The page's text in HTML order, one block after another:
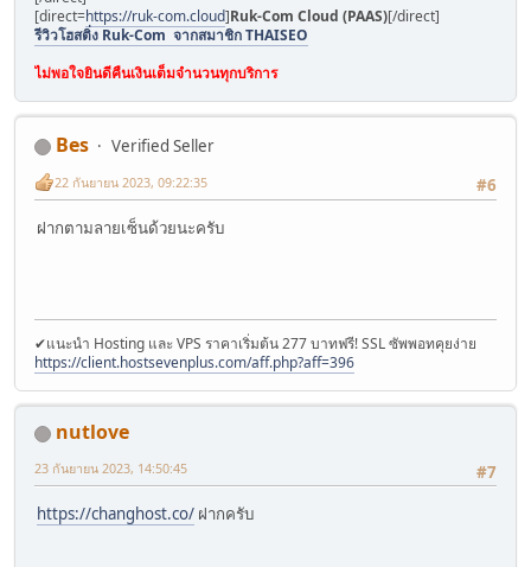
[direct=https://ruk-com.cloud]Ruk-Com Cloud (PAAS)[/direct]
รีวิวโฮสติ่ง Ruk-Com จากสมาชิก THAISEO
ไม่พอใจยินดีคืนเงินเต็มจำนวนทุกบริการ
Bes
Verified Seller
#6
22 กันยายน 2023, 09:22:35
ฝากตามลายเซ็นด้วยนะครับ
✔แนะนำ Hosting และ VPS ราคาเริ่มต้น 277 บาทฟรี! SSL ซัพพอทคุยง่าย
https://client.hostsevenplus.com/aff.php?aff=396
nutlove
#7
23 กันยายน 2023, 14:50:45
https://changhost.co/ ฝากครับ